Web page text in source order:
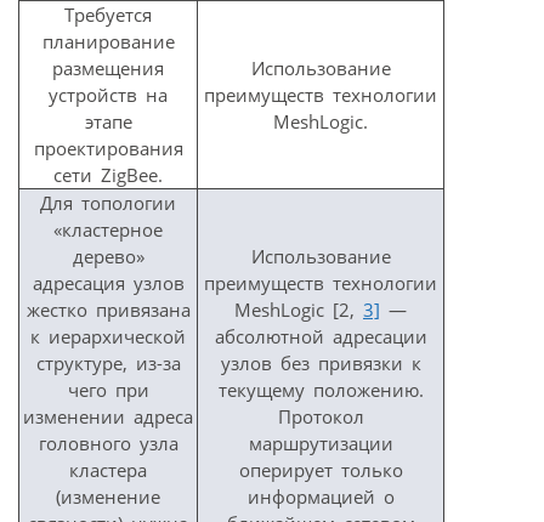
Требуется
планирование
размещения
устройств на
этапе
проектирования
сети ZigBee.
Использование
преимуществ технологии
MeshLogic.
Для топологии
«кластерное
дерево»
адресация узлов
жестко привязана
к иерархической
структуре, из-за
чего при
изменении адреса
головного узла
кластера
(изменение
Использование
преимуществ технологии
MeshLogic [2, 3] —
абсолютной адресации
узлов без привязки к
текущему положению.
Протокол
маршрутизации
оперирует только
информацией о